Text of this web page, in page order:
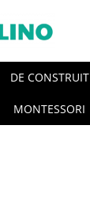
DE CONSTRUIT
MONTESSORI